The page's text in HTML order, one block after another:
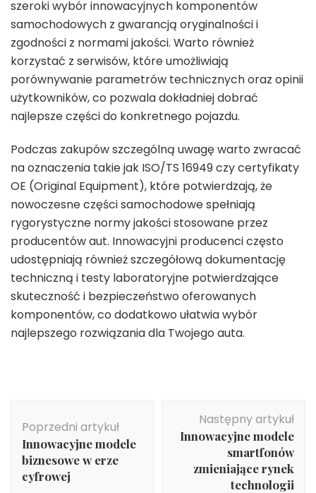
szeroki wybór innowacyjnych komponentów
samochodowych z gwarancją oryginalności i
zgodności z normami jakości. Warto również
korzystać z serwisów, które umożliwiają
porównywanie parametrów technicznych oraz opinii
użytkowników, co pozwala dokładniej dobrać
najlepsze części do konkretnego pojazdu.
Podczas zakupów szczególną uwagę warto zwracać
na oznaczenia takie jak ISO/TS 16949 czy certyfikaty
OE (Original Equipment), które potwierdzają, że
nowoczesne części samochodowe spełniają
rygorystyczne normy jakości stosowane przez
producentów aut. Innowacyjni producenci często
udostępniają również szczegółową dokumentację
techniczną i testy laboratoryjne potwierdzające
skuteczność i bezpieczeństwo oferowanych
komponentów, co dodatkowo ułatwia wybór
najlepszego rozwiązania dla Twojego auta.
wpisu
Poprzedni artykuł
Innowacyjne modele
biznesowe w erze
cyfrowej
Następny artykuł
Innowacyjne modele
smartfonów
zmieniające rynek
technologii